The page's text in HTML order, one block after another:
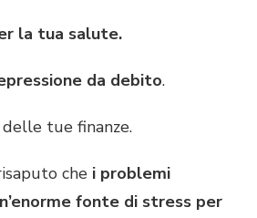
la tua salute.
da debito.
tue finanze.
che i problemi
fonte di stress per